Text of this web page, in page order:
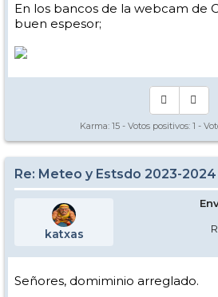
En los bancos de la webcam de
buen espesor;
Karma: 15 - Votos positivos: 1 -
Re: Meteo y Estsdo 2023-2024
katxas
Señores, domiminio arreglado.